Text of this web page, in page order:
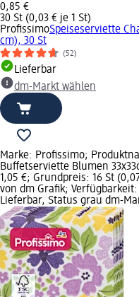
0,85 €
30 St (0,03 € je 1 St)
ProfissimoSpeiseserviette
cm), 30 St
(52)
Lieferbar
dm-Markt wählen
Marke: Profissimo;
Buffetserviette Blumen
1,05 €; Grundpreis: 16 St
von dm Grafik;
Lieferbar, Status grau dm-